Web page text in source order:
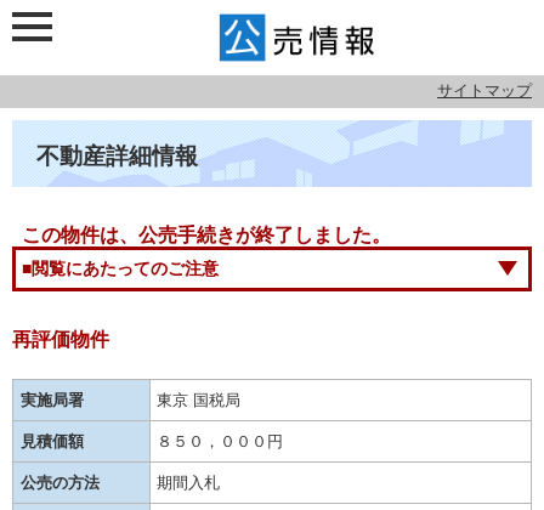
サイトマップ
不動産詳細情報
この物件は、公売手続きが終了しました。
■閲覧にあたってのご注意
再評価物件
実施局署 東京 国税局
見積価額 ８５０，０００円
公売の方法 期間入札